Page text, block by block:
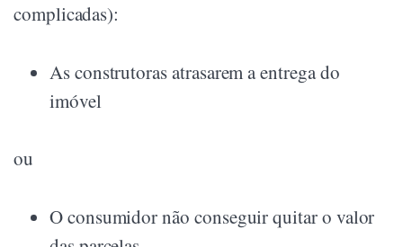
complicadas):
As construtoras atrasarem a entrega do
imóvel
ou
O consumidor não conseguir quitar o valor